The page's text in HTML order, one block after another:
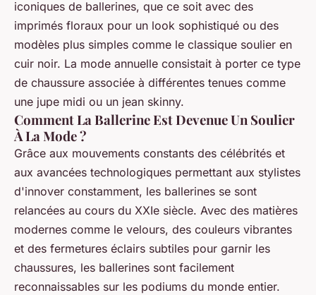
iconiques de ballerines, que ce soit avec des
imprimés floraux pour un look sophistiqué ou des
modèles plus simples comme le classique soulier en
cuir noir. La mode annuelle consistait à porter ce type
de chaussure associée à différentes tenues comme
une jupe midi ou un jean skinny.
Comment La Ballerine Est Devenue Un Soulier
À La Mode ?
Grâce aux mouvements constants des célébrités et
aux avancées technologiques permettant aux stylistes
d'innover constamment, les ballerines se sont
relancées au cours du XXIe siècle. Avec des matières
modernes comme le velours, des couleurs vibrantes
et des fermetures éclairs subtiles pour garnir les
chaussures, les ballerines sont facilement
reconnaissables sur les podiums du monde entier.